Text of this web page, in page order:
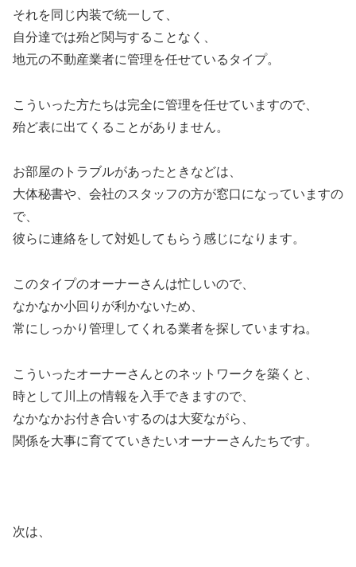
それを同じ内装で統一して、
自分達では殆ど関与することなく、
地元の不動産業者に管理を任せているタイプ。
こういった方たちは完全に管理を任せていますので、
殆ど表に出てくることがありません。
お部屋のトラブルがあったときなどは、
大体秘書や、会社のスタッフの方が窓口になっていますの
で、
彼らに連絡をして対処してもらう感じになります。
このタイプのオーナーさんは忙しいので、
なかなか小回りが利かないため、
常にしっかり管理してくれる業者を探していますね。
こういったオーナーさんとのネットワークを築くと、
時として川上の情報を入手できますので、
なかなかお付き合いするのは大変ながら、
関係を大事に育てていきたいオーナーさんたちです。
次は、